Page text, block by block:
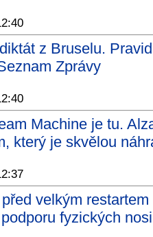
z Bruselu.
Zprávy
Machine je tu.
který je skvělou
velkým
fyzických